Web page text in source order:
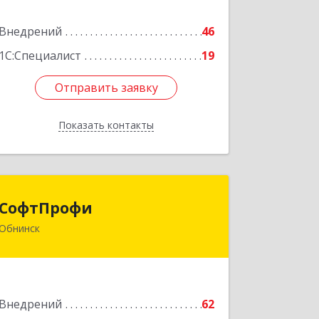
Внедрений
46
1С:Специалист
19
Отправить заявку
Показать контакты
Отправить заявку
Назад
СофтПрофи
Внедрений 62
249038, Калужская обл, Обнинск г,